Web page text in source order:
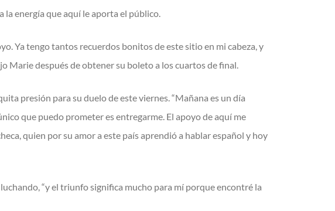
energía que aquí le aporta el público.
Ya tengo tantos recuerdos bonitos de este sitio en mi cabeza, y
Marie después de obtener su boleto a los cuartos de final.
presión para su duelo de este viernes. “Mañana es un día
que puedo prometer es entregarme. El apoyo de aquí me
quien por su amor a este país aprendió a hablar español y hoy
“y el triunfo significa mucho para mí porque encontré la